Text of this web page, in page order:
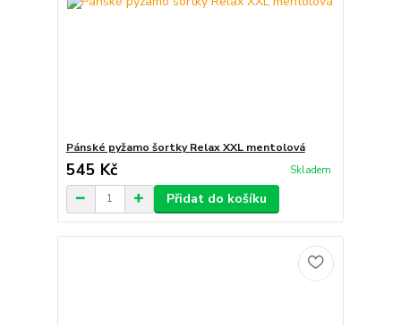
Pánské pyžamo šortky Relax XXL mentolová
545 Kč Skladem
Přidat do košíku